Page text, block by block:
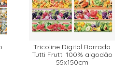
Tricoline Digital Barrado
Tutti Frutti 100% algodão
55x150cm